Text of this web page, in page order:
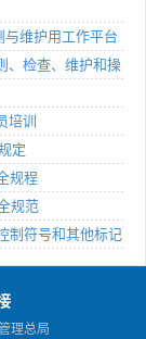
维护用工作平台
、检查、维护和操
训
定
规程
规范
制符号和其他标记
理总局